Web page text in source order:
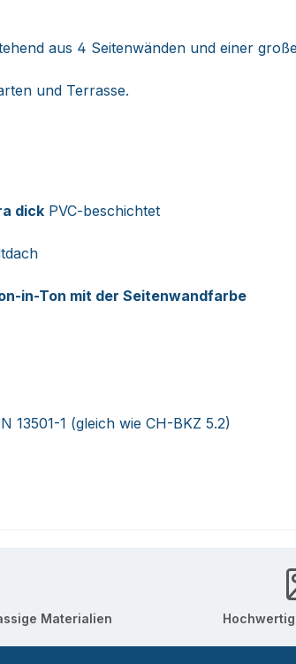
aus 4 Seitenwänden und einer
und Terrasse.
dick PVC-beschichtet
in-Ton mit der Seitenwandfarbe
13501-1 (gleich wie CH-BKZ 5.2)
Materialien